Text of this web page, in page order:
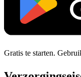
Gratis te starten.